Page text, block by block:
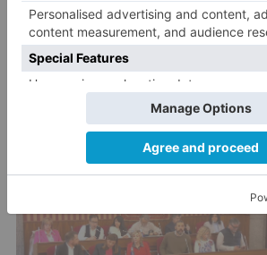
simplificar los trámites
actuaciones menores de
conservación de cauces.